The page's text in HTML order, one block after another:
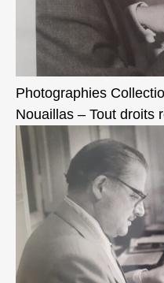
Photographies
Nouaillas – Tout droits